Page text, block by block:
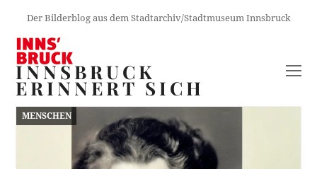
Der Bilderblog aus dem Stadtarchiv/Stadtmuseum Innsbruck
INNSBRUCK
ERINNERT SICH
MENSCHEN